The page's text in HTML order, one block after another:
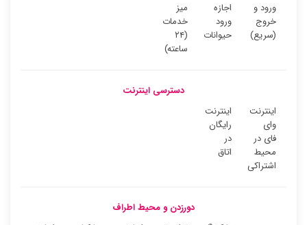
ورود و
خروج
(سریع)
اجازه
ورود
حیوانات
میز
خدمات
(۲۴
ساعته)
دسترسی اینترنت
اینترنت
وای
فای در
محیط
اشتراکی
اینترنت
رایگان
در
اتاق
دورزدن و محیط اطراف